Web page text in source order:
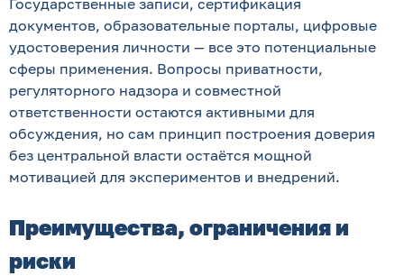
Государственные записи, сертификация
документов, образовательные порталы, цифровые
удостоверения личности — все это потенциальные
сферы применения. Вопросы приватности,
регуляторного надзора и совместной
ответственности остаются активными для
обсуждения, но сам принцип построения доверия
без центральной власти остаётся мощной
мотивацией для экспериментов и внедрений.
Преимущества, ограничения и
риски